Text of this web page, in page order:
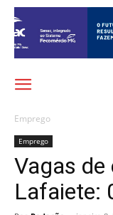
Emprego
Emprego
Vagas de
Lafaiete: